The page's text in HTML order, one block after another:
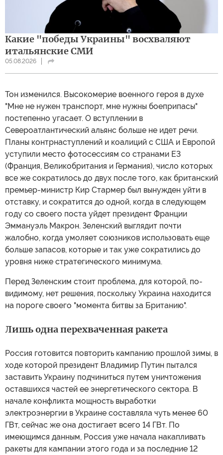
Какие "победы Украины" восхваляют
итальянские СМИ
05.08.2026
Тон изменился. Высокомерие военного героя в духе
"Мне не нужен транспорт, мне нужны боеприпасы"
постепенно угасает. О вступлении в
Североатлантический альянс больше не идет речи.
Планы контрнаступлений и коалиций с США и Европой
уступили место фотосессиям со странами Е3
(Франция, Великобритания и Германия), число которых
все же сократилось до двух после того, как британский
премьер-министр Кир Стармер был вынужден уйти в
отставку, и сократится до одной, когда в следующем
году со своего поста уйдет президент Франции
Эммануэль Макрон. Зеленский выглядит почти
жалобно, когда умоляет союзников использовать еще
больше запасов, которые и так уже сократились до
уровня ниже стратегического минимума.
Перед Зеленским стоит проблема, для которой, по-
видимому, нет решения, поскольку Украина находится
на пороге своего "момента битвы за Британию".
Лишь одна перехваченная ракета
Россия готовится повторить кампанию прошлой зимы, в
ходе которой президент Владимир Путин пытался
заставить Украину подчиниться путем уничтожения
оставшихся частей ее энергетического сектора. В
начале конфликта мощность выработки
электроэнергии в Украине составляла чуть менее 60
ГВт, сейчас же она достигает всего 14 ГВт. По
имеющимся данным, Россия уже начала накапливать
ракеты для кампании этого года и за последние 12